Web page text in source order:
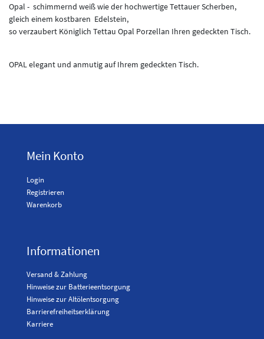
Opal - schimmernd weiß wie der hochwertige Tettauer Scherben,
gleich einem kostbaren Edelstein,
so verzaubert Königlich Tettau Opal Porzellan Ihren gedeckten Tisch.
OPAL elegant und anmutig auf Ihrem gedeckten Tisch.
Mein Konto
Login
Registrieren
Warenkorb
Informationen
Versand & Zahlung
Hinweise zur Batterieentsorgung
Hinweise zur Altölentsorgung
Barrierefreiheitserklärung
Karriere